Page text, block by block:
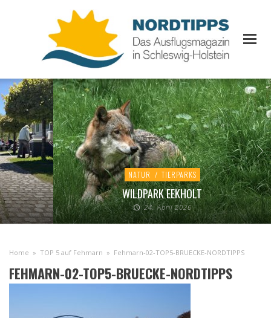
NATUR / TIERPARKS
WILDPARK EEKHOLT
24. April 2026
Home » TOP 5 auf Fehmarn » Fehmarn-02-TOP5-BRUECKE-NORDTIPPS
FEHMARN-02-TOP5-BRUECKE-NORDTIPPS